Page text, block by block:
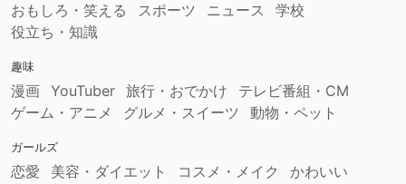
おもしろ・笑える スポーツ ニュース
学校
役立ち・知識
趣味
漫画 YouTuber 旅行・おでかけ
テレビ番組・CM
ゲーム・アニメ
グルメ・スイーツ 動物・ペット
ガールズ
恋愛 美容・ダイエット コスメ・メイク かわいい